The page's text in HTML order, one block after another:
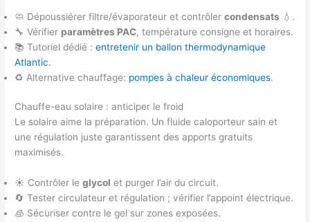
🧼 Dépoussiérer filtre/évaporateur et contrôlercondensats 💧.
🔧 Vérifier paramètres PAC, température consigne et horaires.
📚 Tutoriel dédié :entretenir un ballon thermodynamique
Atlantic.
♻️ Alternative chauffage: pompes à chaleur économiques.
Chauffe-eau solaire : anticiper le froid
Le solaire aime la préparation. Un fluide caloporteur sain et
une régulation juste garantissent des apports gratuits
maximisés.
☀️ Contrôler leglycol et purger l’air du circuit.
🔄 Tester circulateur et régulation ; vérifier l’appoint électrique.
🧊 Sécuriser contre le gel sur zones exposées.